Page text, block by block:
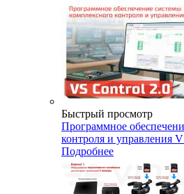
Быстрый просмотр
Программное
контроля и управления
Подробнее